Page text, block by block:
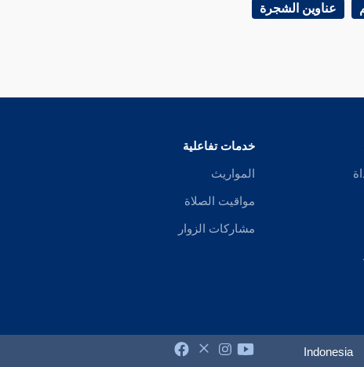
عناوين الشجرة
خدمات تفاعلية
المواريث
مواقيت الصلاة
مشاركات الزوار
Indonesia